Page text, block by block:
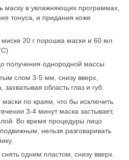
маску в увлажняющих программах,
тонуса, и придания коже
20 г порошка маски и 60 мл
получения однородной массы
слом 3-5 мм, снизу вверх,
область глаз и губ.
маски по краям, что бы исключить
3-4 минут маска застывает,
Во время процедуры лицо
нельзя разговаривать
одним пластом, снизу вверх.